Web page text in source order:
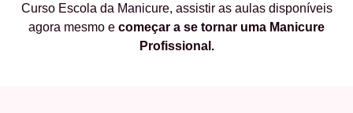
Curso Escola da Manicure, assistir as aulas disponíveis
agora mesmo e começar a se tornar uma Manicure
Profissional.